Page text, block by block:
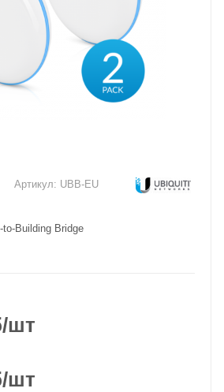
Артикул: UBB-EU
Building Bridge
/шт
/шт